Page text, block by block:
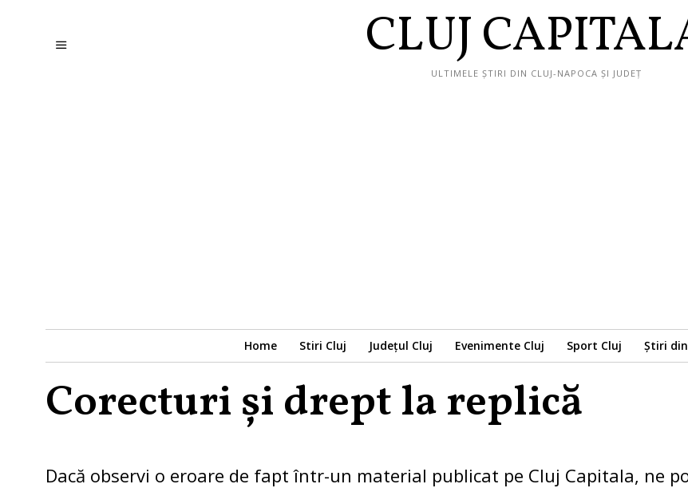
CLUJ
ULTIMELE ȘTIRI DIN CLUJ-NAPOCA ȘI JUDEȚ
Home Stiri Cluj Județul Cluj Evenimente Cluj Sport Cluj Știri
Corecturi și drept la replică
Dacă observi o eroare de fapt într-un material publicat pe Cluj Capitala, ne